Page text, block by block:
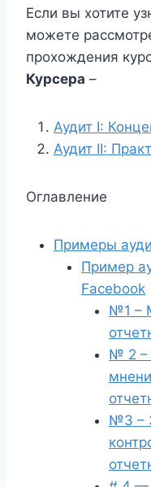
Если вы хотите
можете
прохождения
Курсера –
Аудит I:
Аудит II:
Оглавление
Примеры
Пример
Facebook
№1 –
№ 2 –
№3 –